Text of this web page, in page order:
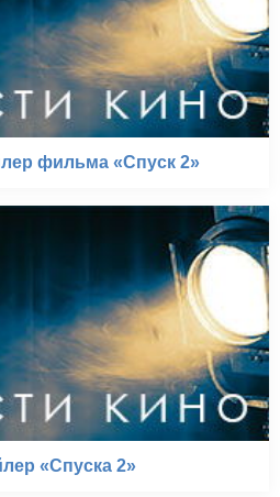
фильма «Спуск 2»
«Спуска 2»